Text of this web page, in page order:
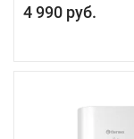
4 990 руб.